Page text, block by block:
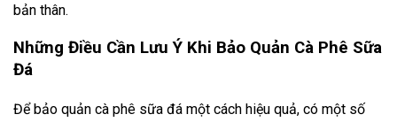
bản thân.
Những Điều Cần Lưu Ý Khi Bảo Quản Cà Phê Sữa
Đá
Để bảo quản cà phê sữa đá một cách hiệu quả, có một số